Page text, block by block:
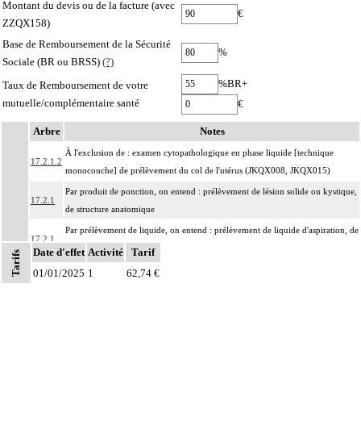
Montant du devis ou de la facture (avec
ZZQX158)
€
Base de Remboursement de la Sécurité
Sociale (BR ou BRSS) (?)
%
Taux de Remboursement de votre
mutuelle/complémentaire santé
%BR+
€
Arbre Notes
17.2.1.2
À l'exclusion de : examen cytopathologique en phase liquide [technique
monocouche] de prélèvement du col de l'utérus (JKQX008, JKQX015)
17.2.1
Par produit de ponction, on entend : prélèvement de lésion solide ou kystique,
de structure anatomique
17.2.1
Par prélèvement de liquide, on entend : prélèvement de liquide d'aspiration, de
ponction, d'émission ou de lavage, de structure anatomique
Par structure anatomique, on entend : élément du corps humain, unitissulaire
Tarifs Date d'effet Activité
Tarif
01/01/2025 1 62,74 €